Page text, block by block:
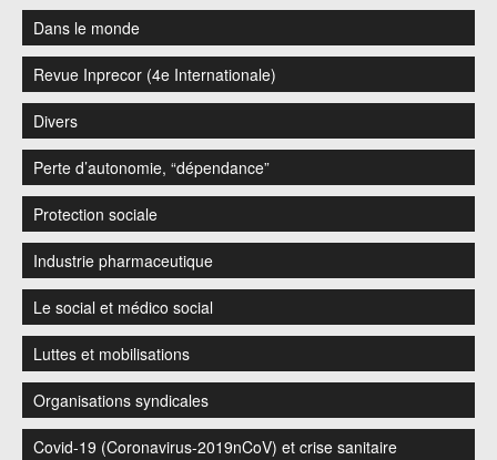
Dans le monde
Revue Inprecor (4e Internationale)
Divers
Perte d’autonomie, “dépendance”
Protection sociale
Industrie pharmaceutique
Le social et médico social
Luttes et mobilisations
Organisations syndicales
Covid-19 (Coronavirus-2019nCoV) et crise sanitaire